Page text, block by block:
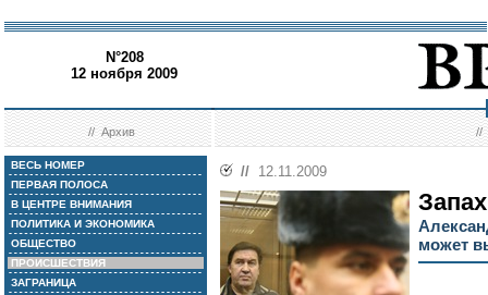
N°208
12 ноября 2009
//Архив //
ВЕСЬ НОМЕР
ПЕРВАЯ ПОЛОСА
В ЦЕНТРЕ ВНИМАНИЯ
ПОЛИТИКА И ЭКОНОМИКА
ОБЩЕСТВО
ПРОИСШЕСТВИЯ
ЗАГРАНИЦА
// 12.11.2009
может